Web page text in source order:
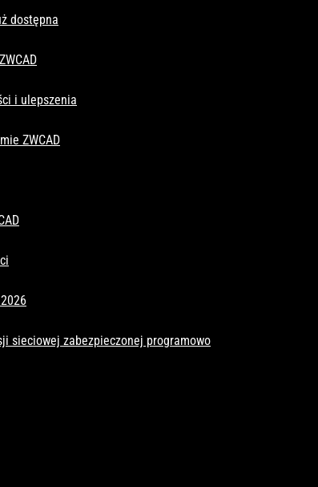
dostępna
i ulepszenia
ZWCAD
sieciowej zabezpieczonej programowo